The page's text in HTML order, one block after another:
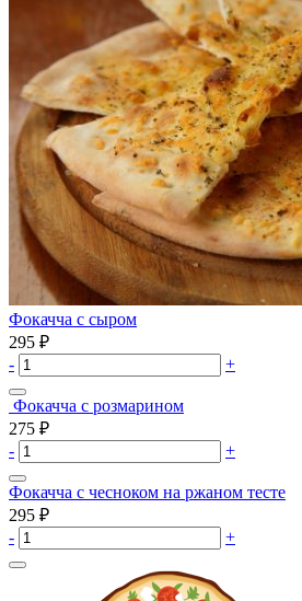
Фокачча с сыром
295 ₽
-
+
Фокачча с розмарином
275 ₽
-
+
Фокачча с чесноком на ржаном тесте
295 ₽
-
+